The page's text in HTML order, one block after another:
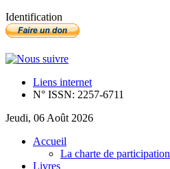
Identification
Liens internet
N° ISSN: 2257-6711
Jeudi, 06 Août 2026
Accueil
La charte de participation
Livres